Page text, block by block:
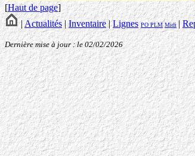
[Haut de page]
| Actualités|Inventaire|Lignes POPLM Midi |
Dernière mise à jour : le 02/02/2026